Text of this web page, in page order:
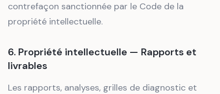
contrefaçon sanctionnée par le Code de la
propriété intellectuelle.
6. Propriété intellectuelle — Rapports et
livrables
Les rapports, analyses, grilles de diagnostic et